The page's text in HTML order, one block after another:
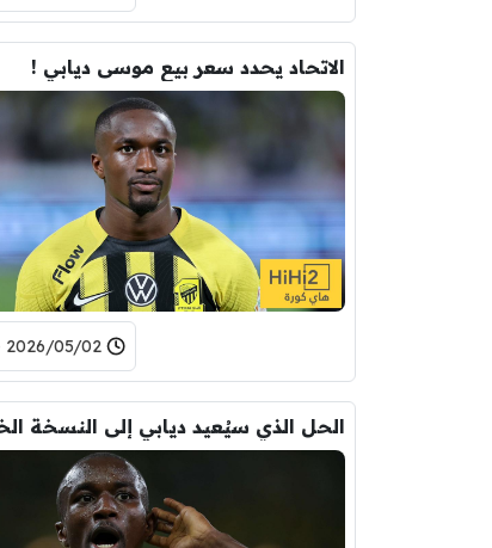
الاتحاد يحدد سعر بيع موسى ديابي !
2026/05/02 - 10:54
الحل الذي سيُعيد ديابي إلى النسخة